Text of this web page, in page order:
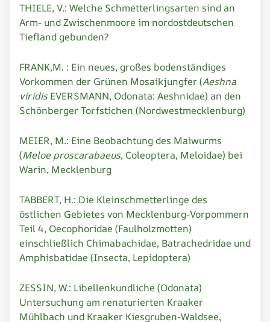
THIELE, V.: Welche Schmetterlingsarten sind an
Arm- und Zwischenmoore im nordostdeutschen
Tiefland gebunden?
FRANK,M. : Ein neues, großes bodenständiges
Vorkommen der Grünen Mosaikjungfer (Aeshna
viridisEVERSMANN, Odonata: Aeshnidae) an den
Schönberger Torfstichen (Nordwestmecklenburg)
MEIER, M.: Eine Beobachtung des Maiwurms
(Meloe proscarabaeus, Coleoptera, Meloidae) bei
Warin, Mecklenburg
TABBERT, H.: Die Kleinschmetterlinge des
östlichen Gebietes von Mecklenburg-Vorpommern
Teil 4, Oecophoridae (Faulholzmotten)
einschließlich Chimabachidae, Batrachedridae und
Amphisbatidae (Insecta, Lepidoptera)
ZESSIN, W.: Libellenkundliche (Odonata)
Untersuchung am renaturierten Kraaker
Mühlbach und Kraaker Kiesgruben-Waldsee,